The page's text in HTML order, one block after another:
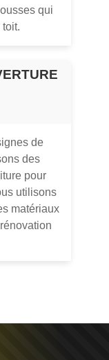
qui
de
des
pour
utilisons
matériaux